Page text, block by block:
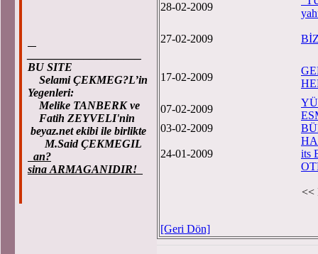
BU SITE
Selami ÇEKMEG?L’in
Yegenleri:
Melike TANBERK ve
Fatih ZEYVELI'nin
beyaz.net ekibi ile birlikte
M.Said ÇEKMEGIL
an?
sina ARMAGANIDIR!
28-02-2009
27-02-2009
17-02-2009
07-02-2009
03-02-2009
24-01-2009
its
<<
[Geri Dön]